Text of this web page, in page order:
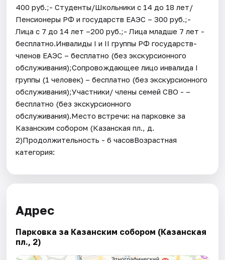
400 руб.;- Студенты/Школьники с 14 до 18 лет/
Пенсионеры РФ и государств ЕАЭС – 300 руб.;-
Лица с 7 до 14 лет –200 руб.;- Лица младше 7 лет -
бесплатно.Инвалиды I и II группы РФ государств-
членов ЕАЭС – бесплатно (без экскурсионного
обслуживания);Сопровождающее лицо инвалида I
группы (1 человек) – бесплатно (без экскурсионного
обслуживания);Участники/ члены семей СВО - –
бесплатно (без экскурсионного
обслуживания).Место встречи: на парковке за
Казанским собором (Казанская пл., д.
2)Продолжительность - 6 часовВозрастная
категория:
Адрес
Парковка за Казанским собором (Казанская
пл., 2)